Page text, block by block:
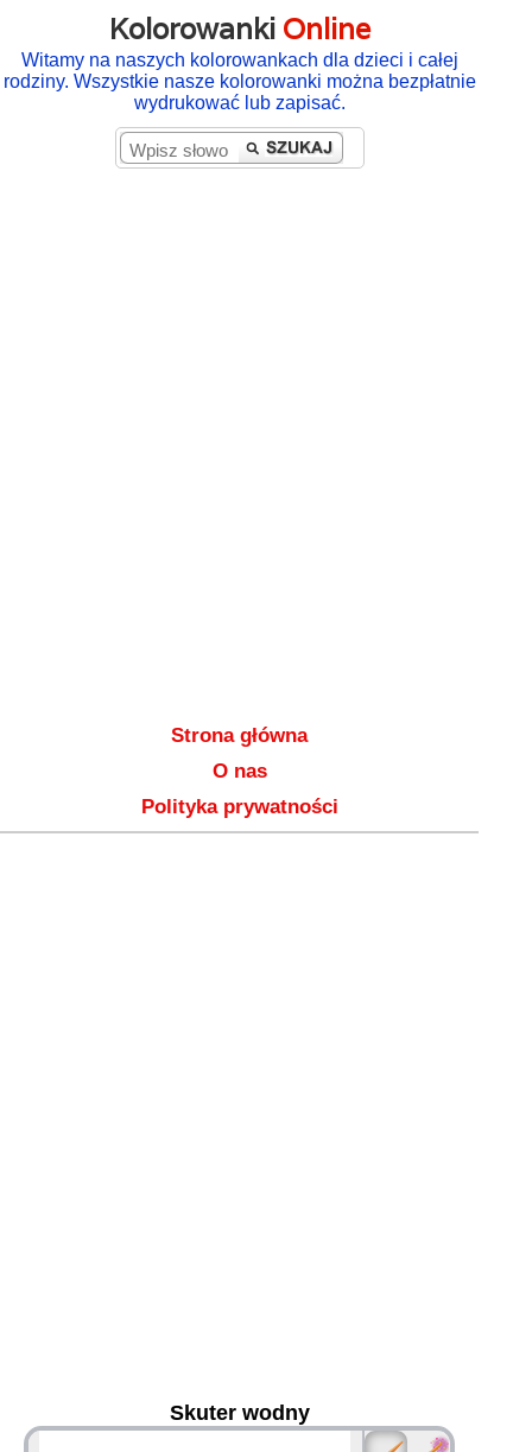
Kolorowanki Online
Witamy na naszych kolorowankach dla dzieci i całej
rodziny. Wszystkie nasze kolorowanki można bezpłatnie
wydrukować lub zapisać.
Strona główna
O nas
Polityka prywatności
Skuter wodny